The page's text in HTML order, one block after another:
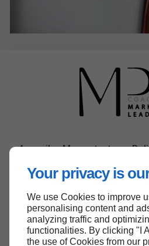
Your privacy is
We use Cookies to improve
personalising content and
analyzing traffic and
functionalities. By clicking "I
the use of Cookies from our
Accueil Me contacter
Plan du
Haut de